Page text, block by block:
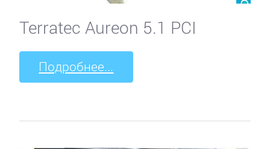
Terratec Aureon 5.1 PCI
Подробнее...